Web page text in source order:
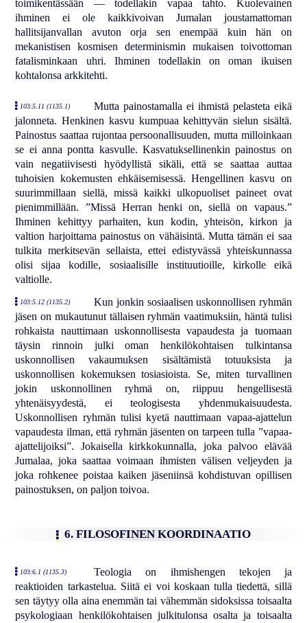
toimikentässään — todellakin vapaa tahto. Kuolevainen
ihminen ei ole kaikkivoivan Jumalan joustamattoman
hallitsijanvallan avuton orja sen enempää kuin hän on
mekanistisen kosmisen determinismin mukaisen toivottoman
fatalisminkaan uhri. Ihminen todellakin on oman ikuisen
kohtalonsa arkkitehti.
103:5.11 (1135.1)
Mutta painostamalla ei ihmistä pelasteta eikä
jalonneta. Henkinen kasvu kumpuaa kehittyvän sielun sisältä.
Painostus saattaa rujontaa persoonallisuuden, mutta milloinkaan
se ei anna pontta kasvulle. Kasvatuksellinenkin painostus on
vain negatiivisesti hyödyllistä sikäli, että se saattaa auttaa
tuhoisien kokemusten ehkäisemisessä. Hengellinen kasvu on
suurimmillaan siellä, missä kaikki ulkopuoliset paineet ovat
pienimmillään. ”Missä Herran henki on, siellä on vapaus.”
Ihminen kehittyy parhaiten, kun kodin, yhteisön, kirkon ja
valtion harjoittama painostus on vähäisintä. Mutta tämän ei saa
tulkita merkitsevän sellaista, ettei edistyvässä yhteiskunnassa
olisi sijaa kodille, sosiaalisille instituutioille, kirkolle eikä
valtiolle.
103:5.12 (1135.2)
Kun jonkin sosiaalisen uskonnollisen ryhmän
jäsen on mukautunut tällaisen ryhmän vaatimuksiin, häntä tulisi
rohkaista nauttimaan uskonnollisesta vapaudesta ja tuomaan
täysin rinnoin julki oman henkilökohtaisen tulkintansa
uskonnollisen vakaumuksen sisältämistä totuuksista ja
uskonnollisen kokemuksen tosiasioista. Se, miten turvallinen
jokin uskonnollinen ryhmä on, riippuu hengellisestä
yhtenäisyydestä, ei teologisesta yhdenmukaisuudesta.
Uskonnollisen ryhmän tulisi kyetä nauttimaan vapaa-ajattelun
vapaudesta ilman, että ryhmän jäsenten on tarpeen tulla ”vapaa-
ajattelijoiksi”. Jokaisella kirkkokunnalla, joka palvoo elävää
Jumalaa, joka saattaa voimaan ihmisten välisen veljeyden ja
joka rohkenee poistaa kaiken jäseniinsä kohdistuvan opillisen
painostuksen, on paljon toivoa.
6. FILOSOFINEN KOORDINAATIO
103:6.1 (1135.3)
Teologia on ihmishengen tekojen ja
reaktioiden tarkastelua. Siitä ei voi koskaan tulla tiedettä, sillä
sen täytyy olla aina enemmän tai vähemmän sidoksissa toisaalta
psykologiaan henkilökohtaisen julkitulonsa osalta ja toisaalta